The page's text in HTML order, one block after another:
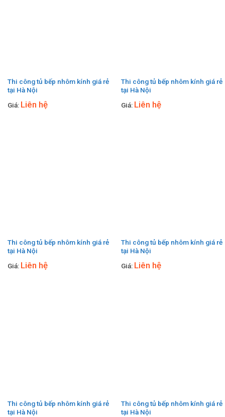
Thi công tủ bếp nhôm kính giá rẻ
tại Hà Nội
Giá: Liên hệ
Thi công tủ bếp nhôm kính giá rẻ
tại Hà Nội
Giá: Liên hệ
Thi công tủ bếp nhôm kính giá rẻ
tại Hà Nội
Giá: Liên hệ
Thi công tủ bếp nhôm kính giá rẻ
tại Hà Nội
Giá: Liên hệ
Thi công tủ bếp nhôm kính giá rẻ
tại Hà Nội
Thi công tủ bếp nhôm kính giá rẻ
tại Hà Nội